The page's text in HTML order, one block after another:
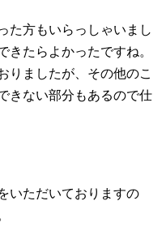
た方もいらっしゃいまし
きたらよかったですね。
りましたが、その他のこ
きない部分もあるので仕
いただいておりますの